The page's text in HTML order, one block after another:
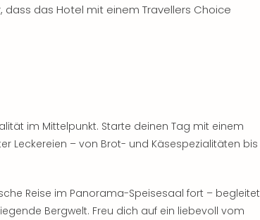
dass das Hotel mit einem Travellers Choice
im Mittelpunkt. Starte deinen Tag mit einem
Leckereien – von Brot- und Käsespezialitäten bis
Reise im Panorama-Speisesaal fort – begleitet
Bergwelt. Freu dich auf ein liebevoll vom